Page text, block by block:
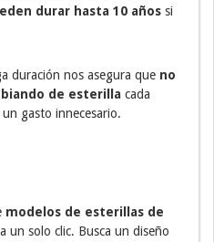
durar hasta 10 años si
duración nos asegura que no
de esterilla cada
gasto innecesario.
modelos de esterillas de
un solo clic. Busca un diseño